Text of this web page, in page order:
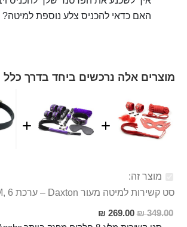
האם כדאי להכניס צלע נוספת למיטה?
מוצרים אלה נרכשים ביחד בדרך כלל
מוצר זה:
סט קשירות למיטה מעור Daxton – ערכת BDSM, 6 חלקים
349.00 ₪
מחיר
269.00 ₪